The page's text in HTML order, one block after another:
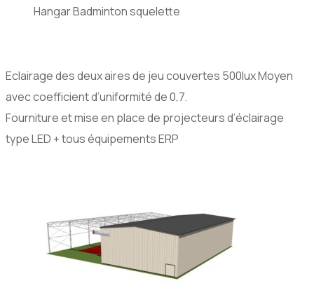
Hangar Badminton squelette
Eclairage des deux aires de jeu couvertes 500lux Moyen
avec coefficient d’uniformité de 0,7.
Fourniture et mise en place de projecteurs d’éclairage
type LED + tous équipements ERP